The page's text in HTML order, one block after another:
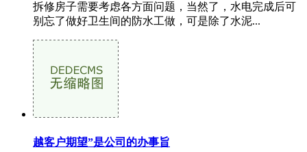
拆修房子需要考虑各方面问题，当然了，水电完成后可
别忘了做好卫生间的防水工做，可是除了水泥...
越客户期望”是公司的办事旨